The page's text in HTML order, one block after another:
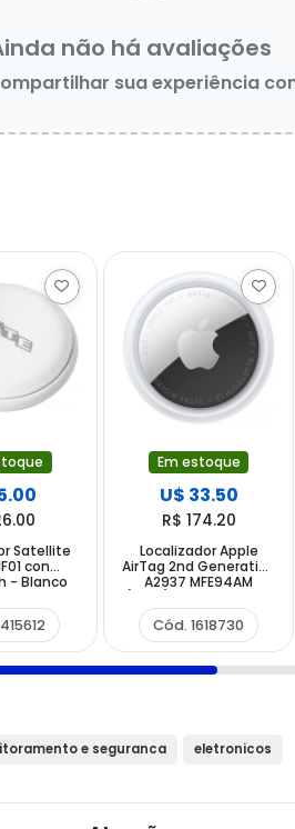
não há avaliações
sua experiência
Satellite
con
- Blanco
Em estoque
U$ 33.50
R$ 174.20
Localizador Apple
AirTag 2nd Generation
A2937 MFE94AM
- Plata Blanco
Cód. 1618730
e seguranca eletronicos